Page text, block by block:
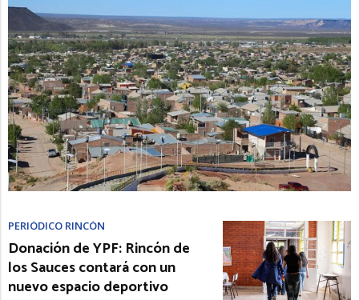
PERIÓDICO RINCÓN
Donación de YPF: Rincón de
los Sauces contará con un
nuevo espacio deportivo